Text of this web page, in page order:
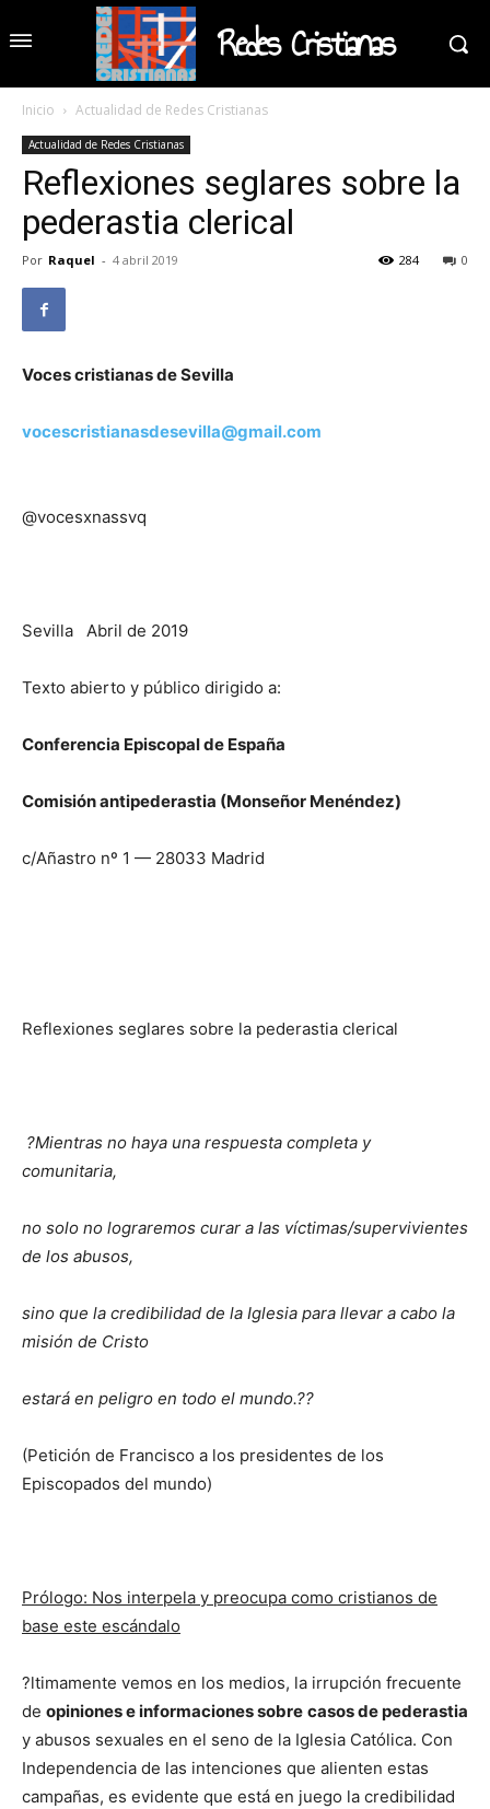
Redes Cristianas
Inicio Actualidad de Redes Cristianas
Actualidad de Redes Cristianas
Reflexiones seglares sobre la
pederastia clerical
Por Raquel - 4 abril 2019 0
284
Voces cristianas de Sevilla
vocescristianasdesevilla@gmail.com
@vocesxnassvq
Sevilla Abril de 2019
Texto abierto y público dirigido a:
Conferencia Episcopal de España
Comisión antipederastia (Monseñor Menéndez)
c/Añastro nº 1 — 28033 Madrid
Reflexiones seglares sobre la pederastia clerical
?Mientras no haya una respuesta completa y
comunitaria,
no solo no lograremos curar a las víctimas/supervivientes
de los abusos,
sino que la credibilidad de la Iglesia para llevar a cabo la
misión de Cristo
estará en peligro en todo el mundo.??
(Petición de Francisco a los presidentes de los
Episcopados del mundo)
Prólogo: Nos interpela y preocupa como cristianos de
base este escándalo
?ltimamente vemos en los medios, la irrupción frecuente
de opiniones e informaciones sobre casos depederastia
y abusos sexuales en el seno de la Iglesia Católica. Con
Independencia de las intenciones que alienten estas
campañas, es evidente que está en juego la credibilidad